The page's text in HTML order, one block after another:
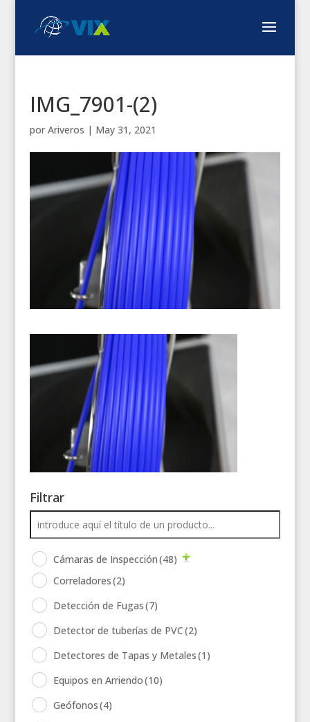
IMG_7901-(2)
por Ariveros | May 31, 2021
Filtrar
Cámaras de Inspección(48)
Correladores(2)
Detección de Fugas(7)
Detector de tuberías de PVC(2)
Detectores de Tapas y Metales(1)
Equipos en Arriendo(10)
Geófonos(4)